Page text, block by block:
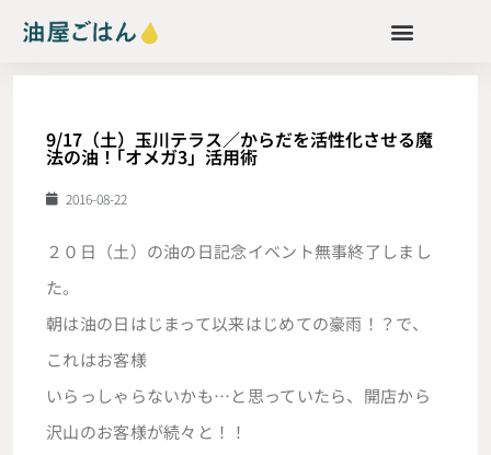
9/17（土）玉川テラス／からだを活性化させる魔
法の油！｢オメガ3」活用術
2016-08-22
２０日（土）の油の日記念イベント無事終了しまし
た。
朝は油の日はじまって以来はじめての豪雨！？で、
これはお客様
いらっしゃらないかも…と思っていたら、開店から
沢山のお客様が続々と！！